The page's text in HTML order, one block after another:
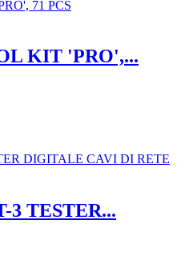
KIT 'PRO',...
3 TESTER...